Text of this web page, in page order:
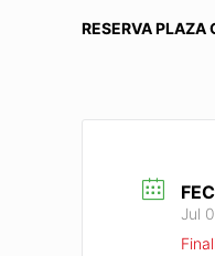
RESERVA PLAZA
Jul